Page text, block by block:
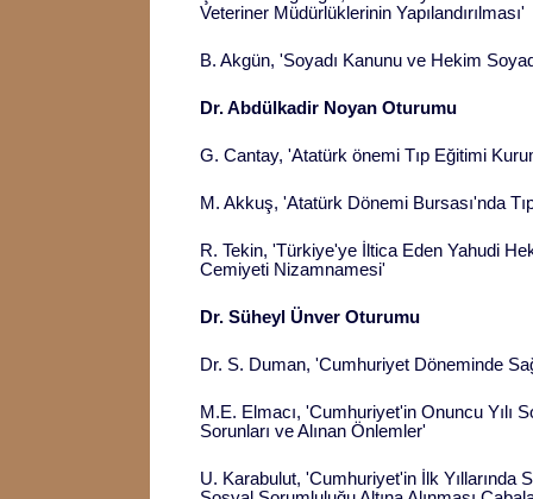
Veteriner Müdürlüklerinin Yapılandırılması'
B. Akgün, 'Soyadı Kanunu ve Hekim
Dr. Abdülkadir Noyan Oturumu
G. Cantay, 'Atatürk önemi Tıp Eğitimi
M. Akkuş, 'Atatürk Dönemi Bursası'nda
R. Tekin, 'Türkiye'ye İltica Eden Yahudi
Cemiyeti Nizamnamesi'
Dr. Süheyl Ünver Oturumu
Dr. S. Duman, 'Cumhuriyet Döneminde
M.E. Elmacı, 'Cumhuriyet'in Onuncu Yılı
Sorunları ve Alınan Önlemler'
U. Karabulut, 'Cumhuriyet'in İlk Yıllarında